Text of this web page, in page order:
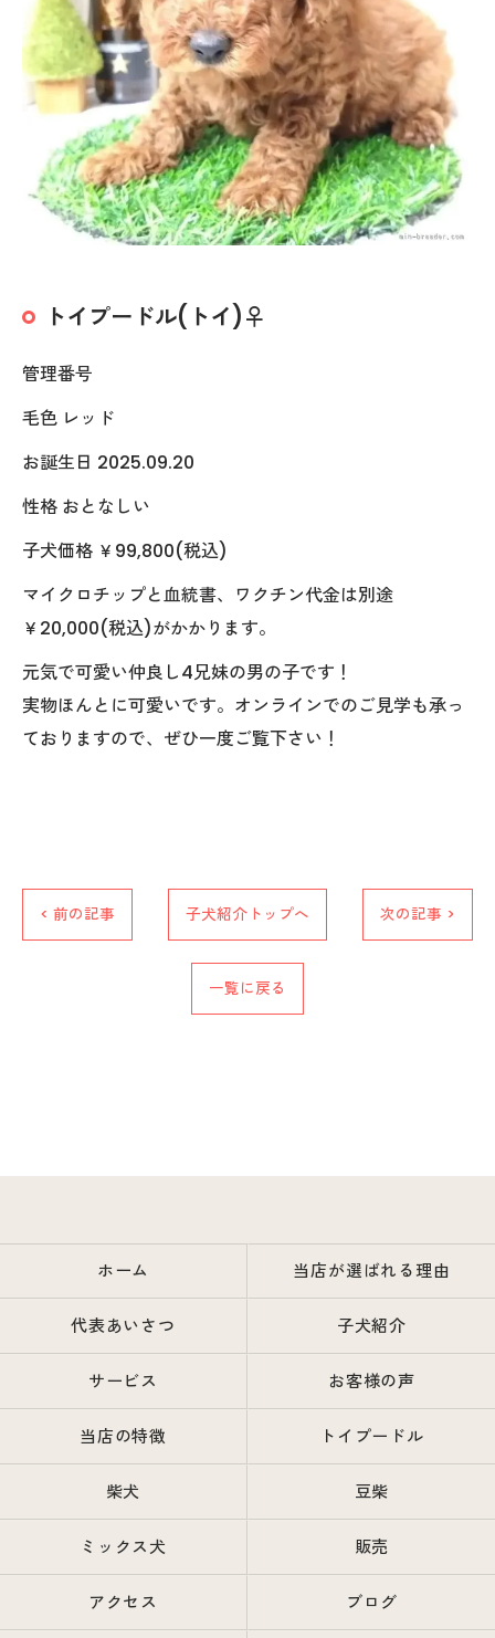
トイプードル(トイ)♀
管理番号
毛色 レッド
お誕生日 2025.09.20
性格 おとなしい
子犬価格 ￥99,800(税込)
マイクロチップと血統書、ワクチン代金は別途
￥20,000(税込)がかかります。
元気で可愛い仲良し4兄妹の男の子です！
実物ほんとに可愛いです。オンラインでのご見学も承っ
ておりますので、ぜひ一度ご覧下さい！
< 前の記事 子犬紹介トップへ 次の記事 >
一覧に戻る
ホーム 当店が選ばれる理由
代表あいさつ 子犬紹介
サービス お客様の声
当店の特徴 トイプードル
柴犬 豆柴
ミックス犬 販売
アクセス ブログ